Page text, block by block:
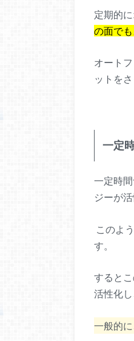
定期的
の面で
オート
ットを
一定
一定時
ジーが
このよ
す。
すると
活性化
一般的